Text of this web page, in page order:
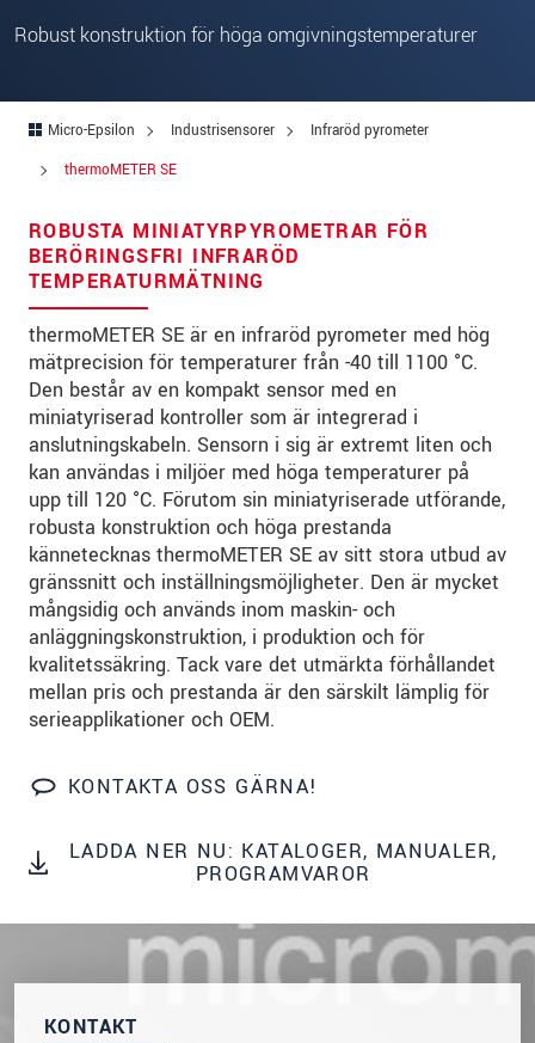
Robust konstruktion för höga omgivningstemperaturer
Micro-Epsilon Industrisensorer
Infraröd pyrometer
thermoMETER SE
ROBUSTA MINIATYRPYROMETRAR FÖR
BERÖRINGSFRI INFRARÖD
TEMPERATURMÄTNING
thermoMETER SE är en infraröd pyrometer med hög
mätprecision för temperaturer från -40 till 1100 °C.
Den består av en kompakt sensor med en
miniatyriserad kontroller som är integrerad i
anslutningskabeln. Sensorn i sig är extremt liten och
kan användas i miljöer med höga temperaturer på
upp till 120 °C. Förutom sin miniatyriserade utförande,
robusta konstruktion och höga prestanda
kännetecknas thermoMETER SE av sitt stora utbud av
gränssnitt och inställningsmöjligheter. Den är mycket
mångsidig och används inom maskin- och
anläggningskonstruktion, i produktion och för
kvalitetssäkring. Tack vare det utmärkta förhållandet
mellan pris och prestanda är den särskilt lämplig för
serieapplikationer och OEM.
KONTAKTA OSS GÄRNA!
LADDA NER NU: KATALOGER, MANUALER,
PROGRAMVAROR
KONTAKT
Land*
Telefon *
E-post*
Meddelande*
* Obligatoriska fält
Vi behandlar dina uppgifter konfidentiellt. Läs vår
integritetspolicy.
SKICKA MEDDELANDE